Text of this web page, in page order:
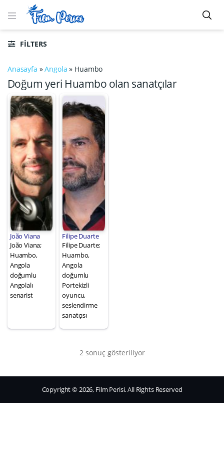
FILTERS
Anasayfa »Angola » Huambo
Doğum yeri Huambo olan sanatçılar
João Viana
João Viana;
Huambo,
Angola
doğumlu
Angolalı
senarist
Filipe Duarte
Filipe Duarte;
Huambo,
Angola
doğumlu
Portekizli
oyuncu,
seslendirme
sanatçısı
2 sonuç gösteriliyor
Copyright © 2026, Film Perisi. All Rights Reserved